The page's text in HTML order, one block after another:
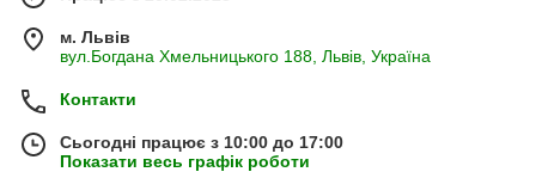
м. Львів
вул.Богдана Хмельницького 188, Львів, Україна
Контакти
Сьогодні працює з 10:00 до 17:00
Показати весь графік роботи